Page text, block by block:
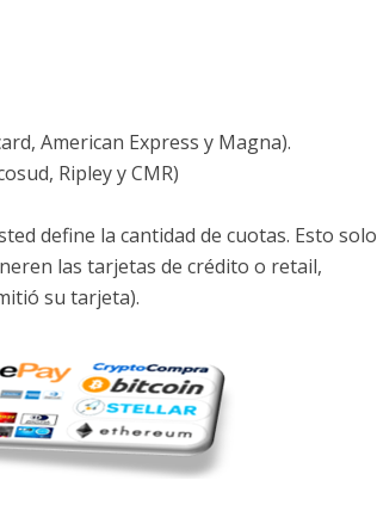
American Express y Magna).
Ripley y CMR)
define la cantidad de cuotas. Esto solo
las tarjetas de crédito o retail,
su tarjeta).